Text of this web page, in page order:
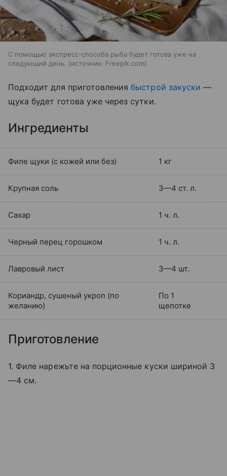
С помощью экспресс-способа рыба будет готова уже на
следующий день.
источник: Freepik.com
Подходит для приготовлениябыстрой закуски —
щука будет готова уже через сутки.
Ингредиенты
Филе щуки (с кожей или без) 1 кг
Крупная соль 3—4 ст. л.
Сахар 1 ч. л.
Черный перец горошком 1 ч. л.
Лавровый лист 3—4 шт.
Кориандр, сушеный укроп (по
желанию)
По 1
щепотке
Приготовление
1. Филе нарежьте на порционные куски шириной 3
—4 см.